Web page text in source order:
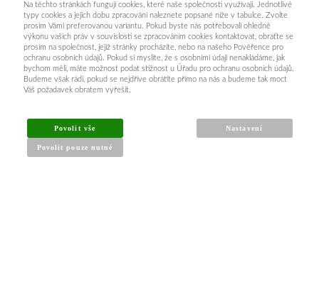
Na těchto stránkách fungují cookies, které naše společnosti využívají. Jednotlivé
typy cookies a jejich dobu zpracování naleznete popsané níže v tabulce. Zvolte
prosím Vámi preferovanou variantu. Pokud byste nás potřebovali ohledně
výkonu vašich práv v souvislosti se zpracováním cookies kontaktovat, obraťte se
prosím na společnost, jejíž stránky procházíte, nebo na našeho Pověřence pro
ochranu osobních údajů. Pokud si myslíte, že s osobními údaji nenakládáme, jak
bychom měli, máte možnost podat stížnost u Úřadu pro ochranu osobních údajů.
Budeme však rádi, pokud se nejdříve obrátíte přímo na nás a budeme tak moct
Váš požadavek obratem vyřešit.
Povolit vše
Povolit pouze nutné
Nastavení